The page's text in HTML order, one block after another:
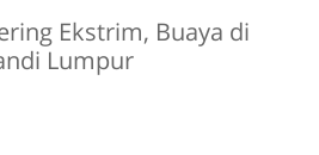
Ekstrim, Buaya di
Lumpur